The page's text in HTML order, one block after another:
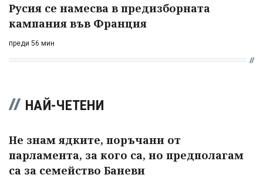
Русия се намесва в предизборната
кампания във Франция
преди 56 мин
НАЙ-ЧЕТЕНИ
Не знам ядките, поръчани от
парламента, за кого са, но предполагам
са за семейство Баневи